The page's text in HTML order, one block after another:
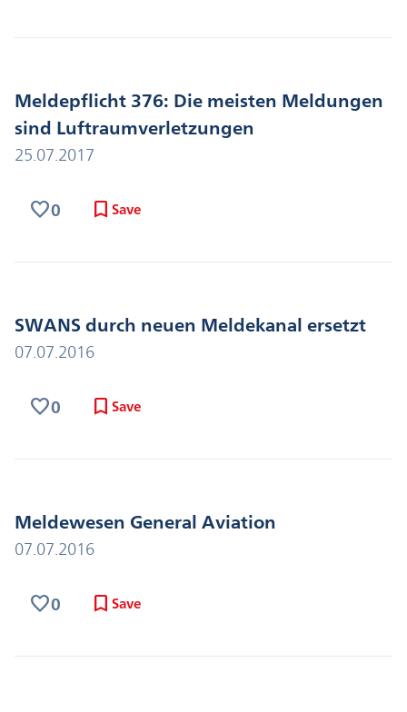
Meldepflicht 376: Die meisten Meldungen
sind Luftraumverletzungen
25.07.2017
favorite0 bookmark Save
SWANS durch neuen Meldekanal ersetzt
07.07.2016
favorite0 bookmark Save
Meldewesen General Aviation
07.07.2016
favorite0 bookmark Save